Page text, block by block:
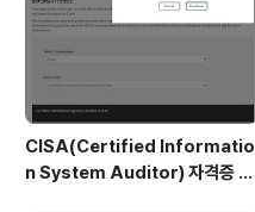
CISA(Certified Informatio
n System Auditor) 자격증 시